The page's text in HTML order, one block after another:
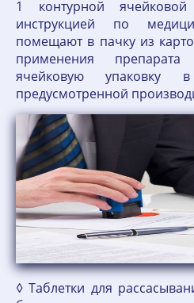
1 контурной
инструкцией по
помещают в пачку из
применения
ячейковую упаковку
предусмотренной
◊ Таблетки для